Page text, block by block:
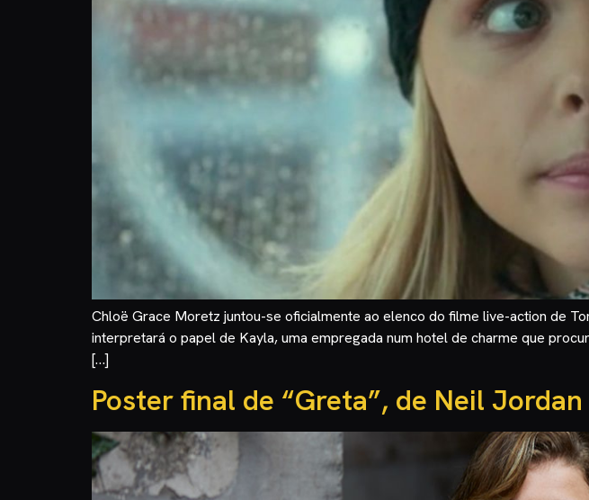
Chloë Grace Moretz juntou-se oficialmente ao elenco do filme live-action de
interpretará o papel de Kayla, uma empregada num hotel de charme que
[…]
Poster final de “Greta”, de Neil Jordan